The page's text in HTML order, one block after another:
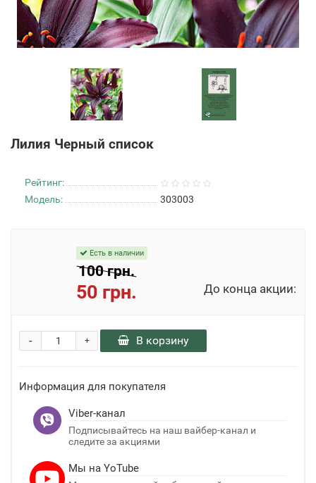
Лилия Черный список
Рейтинг:
Модель:
303003
Есть в наличии
100 грн.
50 грн. До конца акции:
+
- В корзину
Информация для покупателя
Viber-канал
Подписывайтесь на наш вайбер-канал и
следите за акциями
Мы на YoTube